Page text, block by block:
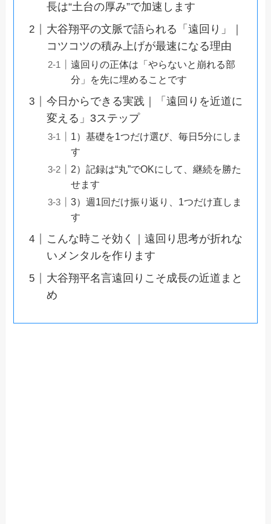
長は“土台の厚み”で加速します
大谷翔平の文脈で語られる「遠回り」｜
コツコツの積み上げが最速になる理由
遠回りの正体は「やらないと崩れる部
分」を先に埋めることです
今日からできる実践｜「遠回りを近道に
変える」3ステップ
1）基礎を1つだけ選び、毎日5分にしま
す
2）記録は“丸”でOKにして、継続を勝た
せます
3）週1回だけ振り返り、1つだけ直しま
す
こんな時こそ効く｜遠回り思考が折れな
いメンタルを作ります
大谷翔平名言遠回りこそ成長の近道まと
め